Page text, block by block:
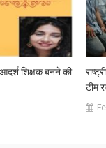
शिक्षक बनने की
टीम